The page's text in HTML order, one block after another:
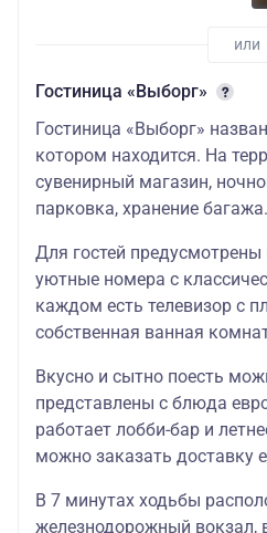
Гостиница «Выборг»
Гостиница «Выборг»
котором находится. На
сувенирный магазин,
парковка, хранение багажа.
Для гостей
уютные номера с
каждом есть телевизор с
собственная ванная
Вкусно и сытно поесть
представлены с блюда
работает лобби-бар и
можно заказать доставку
В 7 минутах ходьбы
железнодорожный вокзал,